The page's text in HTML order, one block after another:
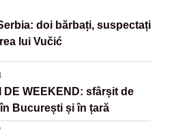
doi bărbați, suspectați
lui Vučić
DE WEEKEND: sfârșit de
București și în țară